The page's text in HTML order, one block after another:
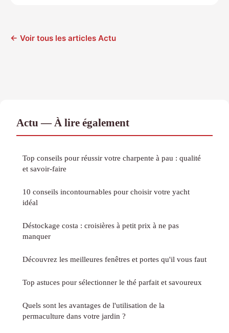
← Voir tous les articles Actu
Actu — À lire également
Top conseils pour réussir votre charpente à pau : qualité
et savoir-faire
10 conseils incontournables pour choisir votre yacht
idéal
Déstockage costa : croisières à petit prix à ne pas
manquer
Découvrez les meilleures fenêtres et portes qu'il vous faut
Top astuces pour sélectionner le thé parfait et savoureux
Quels sont les avantages de l'utilisation de la
permaculture dans votre jardin ?